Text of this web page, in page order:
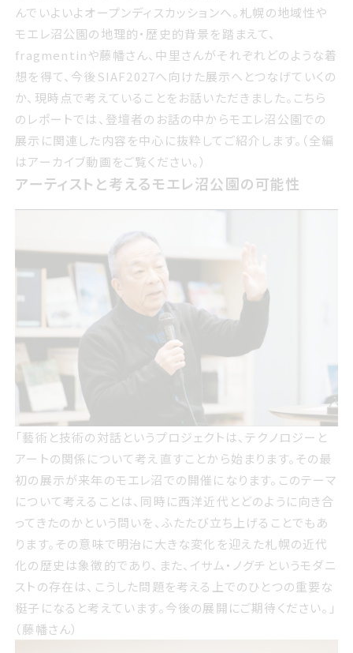
でいよいよオープンディスカッションへ 札幌の地域性やモエ
レ沼公園の地理的歴史的背景を踏まえて fragmentinや
藤幡さん 中里さんがそれぞれどのような着想を得て 今後
サイアフ2027へ向けた展示へとつなげていくのか 現時点
で考えていることをお話いただきました こちらのレポートで
は 登壇者のお話の中からモエレ沼公園での展示に関連し
た内容を中心に抜粋してご紹介します 全編はアーカイブ動
画をご覧ください
んでいよいよオープンディスカッションへ。札幌の地域性や
モエレ沼公園の地理的・歴史的背景を踏まえて、
fragmentinや藤幡さん、中里さんがそれぞれどのような着
想を得て、今後SIAF2027へ向けた展示へとつなげていくの
か、現時点で考えていることをお話いただきました。こちら
のレポートでは、登壇者のお話の中からモエレ沼公園での
展示に関連した内容を中心に抜粋してご紹介します。（全編
はアーカイブ動画をご覧ください。）
アーティストと考えるモエレ沼公園の可能性
アーティストと考えるモエレ沼公園の可能性
藝術と技術の対話というプロジェクトは テクノロジーとア
ートの関係について考え直すことから始まります その最初
の展示が来年のモエレ沼での開催になります このテーマに
ついて考えることは 同時に西洋近代とどのように向き合っ
てきたのかという問いを ふたたび立ち上げることでもありま
す その意味で明治に大きな変化を迎えた札幌の近代化の
歴史は象徴的であり また イサムノグチというモダニストの
存在は こうした問題を考える上でのひとつの重要な梃子に
なると考えています 今後の展開にご期待ください 藤幡さん
「藝術と技術の対話というプロジェクトは、テクノロジーと
アートの関係について考え直すことから始まります。その最
初の展示が来年のモエレ沼での開催になります。このテーマ
について考えることは、同時に西洋近代とどのように向き合
ってきたのかという問いを、ふたたび立ち上げることでもあ
ります。その意味で明治に大きな変化を迎えた札幌の近代
化の歴史は象徴的であり、また、イサム・ノグチというモダニ
ストの存在は、こうした問題を考える上でのひとつの重要な
梃子になると考えています。今後の展開にご期待ください。」
（藤幡さん）